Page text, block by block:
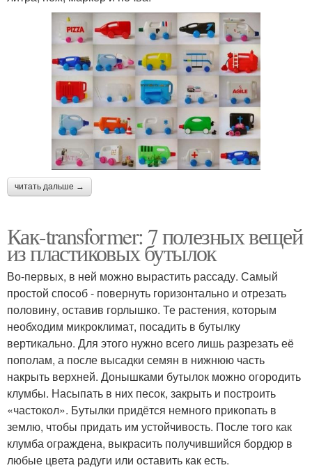
читать дальше →
Как-transformer: 7 полезных вещей
из пластиковых бутылок
Во-первых, в ней можно вырастить рассаду. Самый
простой способ - повернуть горизонтально и отрезать
половину, оставив горлышко. Те растения, которым
необходим микроклимат, посадить в бутылку
вертикально. Для этого нужно всего лишь разрезать её
пополам, а после высадки семян в нижнюю часть
накрыть верхней. Донышками бутылок можно огородить
клумбы. Насыпать в них песок, закрыть и построить
«частокол». Бутылки придётся немного прикопать в
землю, чтобы придать им устойчивость. После того как
клумба ограждена, выкрасить получившийся бордюр в
любые цвета радуги или оставить как есть.